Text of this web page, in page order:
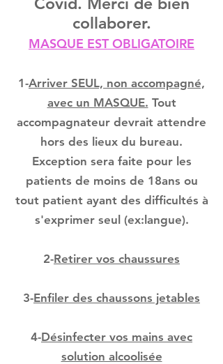
collaborer.
MASQUE EST OBLIGATOIRE
1-Arriver SEUL, non accompagné,
avec un MASQUE. Tout
accompagnateur devrait attendre
hors des lieux du bureau.
Exception sera faite pour les
patients de moins de 18ans ou
tout patient ayant des difficultés à
s'exprimer seul (ex:langue).
2-Retirer vos chaussures
3-Enfiler des chaussons jetables
4-Désinfecter vos mains avec
solution alcoolisée